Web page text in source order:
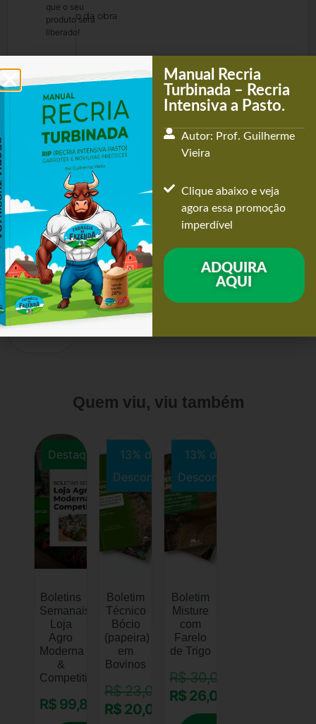
5.Conclusão da obra
que o seu
produto será
liberado!
do
conteúdo?
Compartilhe
agora
com
seus
amigos...
Quem viu, viu também
Destaque
Boletins
Semanais
Loja
Agro
Moderna
&
Competitiva
R$ 99,84
13% de
Desconto
Boletim
Técnico
Bócio
(papeira)
em
Bovinos
R$23,00
R$ 20,00
13% de
Desconto
Boletim
Misture
com
Farelo
de Trigo
R$30,00
R$ 26,00
Manual Recria
Turbinada – Recria
Intensiva a Pasto.
Autor: Prof. Guilherme
Vieira
Clique abaixo e veja
agora essa promoção
imperdível
ADQUIRA
AQUI